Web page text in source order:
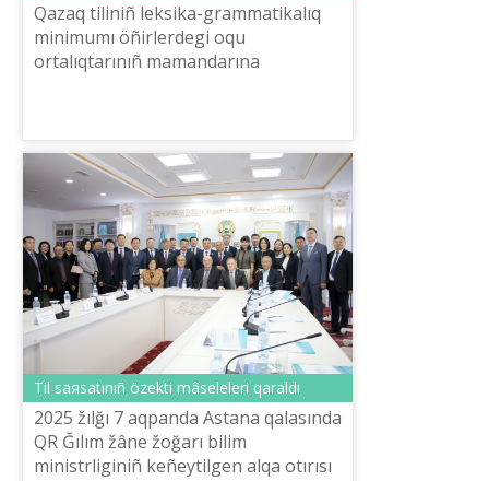
Qazaq tіlіnіñ leksika-grammatikalıq
minimumı öñіrlerdegі oqu
ortalıqtarınıñ mamandarına
Tіl saяsatınıñ özektі mâselelerі qaraldı
2025 žılğı 7 aqpanda Astana qalasında
QR Ğılım žâne žoğarı bіlіm
ministrlіgіnіñ keñeytіlgen alqa otırısı